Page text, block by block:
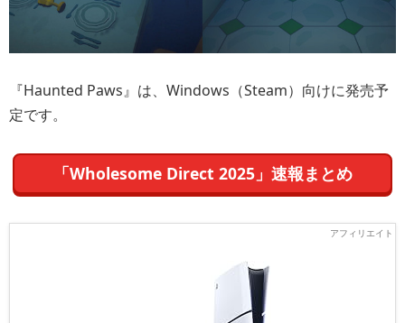
『Haunted Paws』は、Windows（Steam）向けに発売予
定です。
「Wholesome Direct 2025」速報まとめ